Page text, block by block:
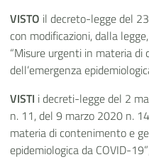
VISTO il decreto-legge del
con modificazioni, dalla
“Misure urgenti in materia
dell’emergenza
VISTI i decreti-legge del 2
n. 11, del 9 marzo 2020 n.
materia di contenimento e
epidemiologica da COVID-